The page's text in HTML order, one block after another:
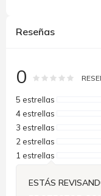
Reseñas
0 Rating: % of
5 estrellas
4 estrellas
3 estrellas
2 estrellas
1 estrellas
ESTÁS